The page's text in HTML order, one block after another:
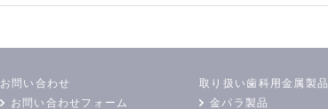
お問い合わせ
お問い合わせフォーム
取り扱い歯科用金属製品
金パラ製品